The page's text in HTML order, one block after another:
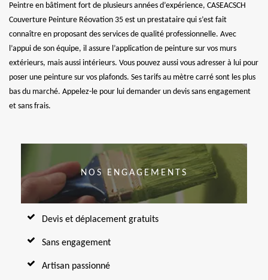
Peintre en bâtiment fort de plusieurs années d’expérience, CASEACSCH
Couverture Peinture Réovation 35 est un prestataire qui s’est fait
connaître en proposant des services de qualité professionnelle. Avec
l’appui de son équipe, il assure l’application de peinture sur vos murs
extérieurs, mais aussi intérieurs. Vous pouvez aussi vous adresser à lui pour
poser une peinture sur vos plafonds. Ses tarifs au mètre carré sont les plus
bas du marché. Appelez-le pour lui demander un devis sans engagement
et sans frais.
NOS ENGAGEMENTS
Devis et déplacement gratuits
Sans engagement
Artisan passionné